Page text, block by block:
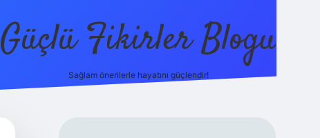
Güçlü Fikirler Blogu
Sağlam önerilerle hayatını güçlendir!